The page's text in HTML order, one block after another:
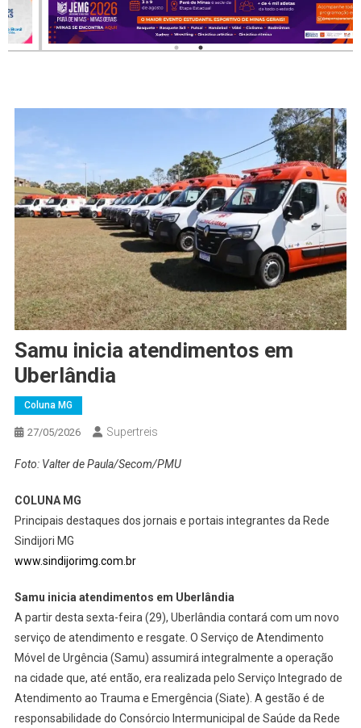
Samu inicia atendimentos em
Uberlândia
Coluna MG
27/05/2026 Supertreis
Foto: Valter de Paula/Secom/PMU
COLUNA MG
Principais destaques dos jornais e portais integrantes da Rede
Sindijori MG
www.sindijorimg.com.br
Samu inicia atendimentos em Uberlândia
A partir desta sexta-feira (29), Uberlândia contará com um novo
serviço de atendimento e resgate. O Serviço de Atendimento
Móvel de Urgência (Samu) assumirá integralmente a operação
na cidade que, até então, era realizada pelo Serviço Integrado de
Atendimento ao Trauma e Emergência (Siate). A gestão é de
responsabilidade do Consórcio Intermunicipal de Saúde da Rede